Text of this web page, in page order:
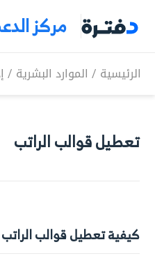
مركز
الرئيسية / الموارد البشرية /
تعطيل قوالب الراتب
كيفية تعطيل قوالب الراتب